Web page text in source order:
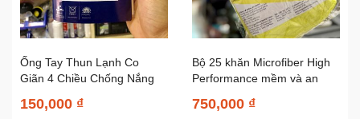
Ống Tay Thun Lạnh Co
Giãn 4 Chiều Chống Nắng
150,000 ₫
Bộ 25 khăn Microfiber High
Performance mềm và an
750,000 ₫